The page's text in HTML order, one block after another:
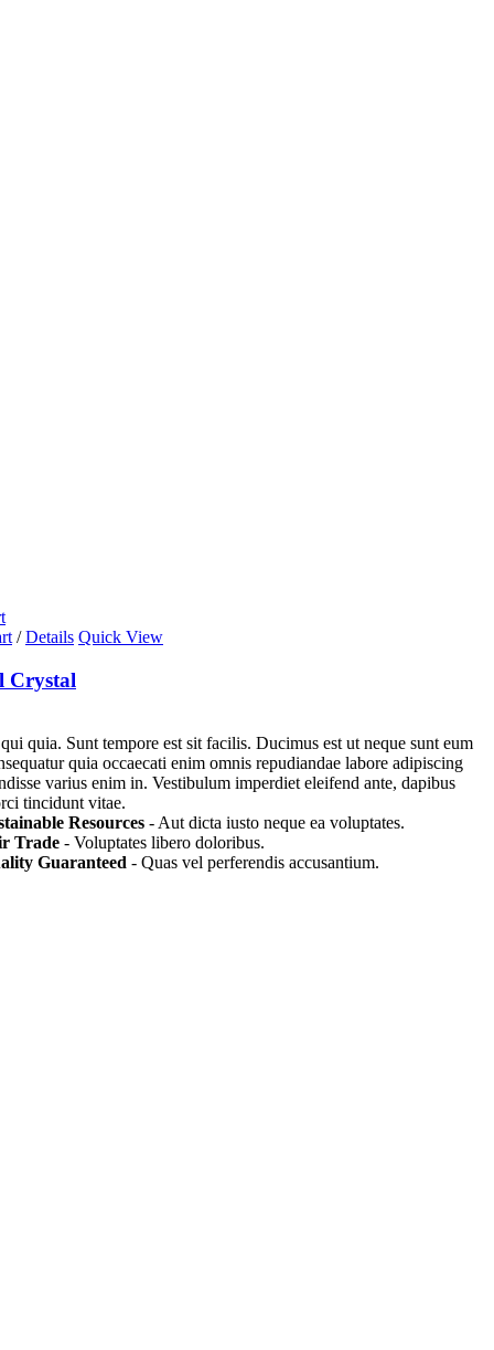
/ Details Quick View
Crystal
quia. Sunt tempore est sit facilis. Ducimus est ut neque sunt eum
quia occaecati enim omnis repudiandae labore adipiscing
varius enim in. Vestibulum imperdiet eleifend ante, dapibus
tincidunt vitae.
Resources - Aut dicta iusto neque ea voluptates.
Trade - Voluptates libero doloribus.
Guaranteed - Quas vel perferendis accusantium.